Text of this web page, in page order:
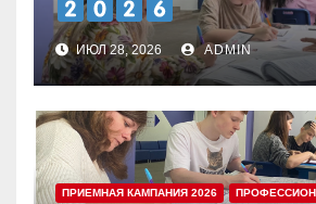
ИЮЛ 28, 2026 ADMIN
ПРИЕМНАЯ КАМПАНИЯ 2026